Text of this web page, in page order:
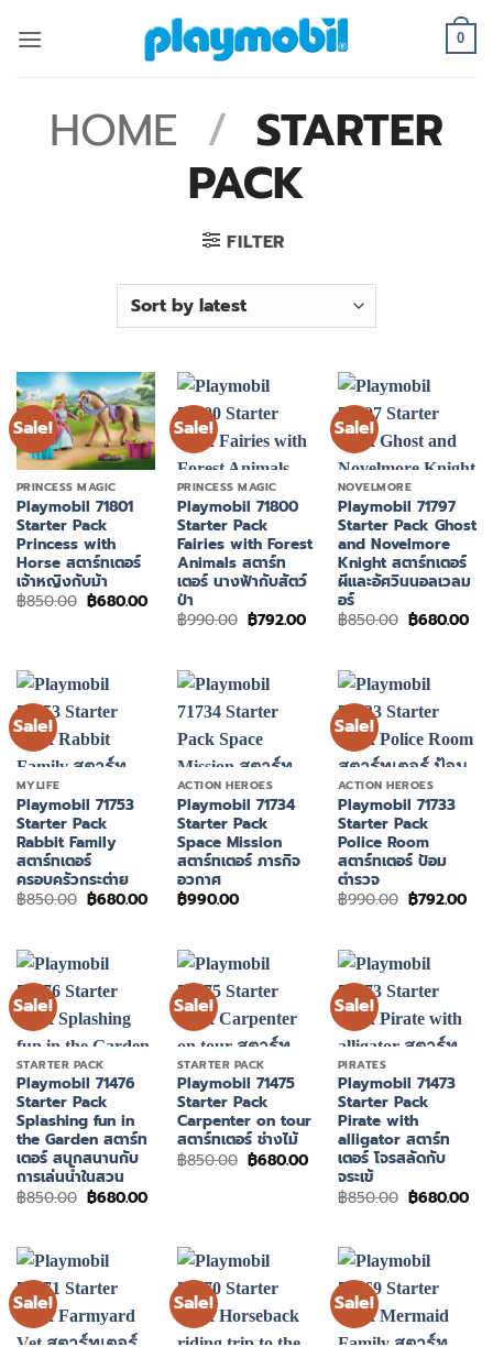
0
HOME / STARTER
PACK
FILTER
Sale!
PRINCESS MAGIC
Playmobil 71801
Starter Pack
Princess with
Horse สตาร์ทเตอร์
เจ้าหญิงกับม้า
฿850.00 Original
price
฿680.00Current
price
Sale!
PRINCESS MAGIC
Playmobil 71800
Starter Pack
Fairies with Forest
Animals สตาร์ท
เตอร์ นางฟ้ากับสัตว์
ป่า
฿990.00 Original
price
฿792.00Current
price
Sale!
NOVELMORE
Playmobil 71797
Starter Pack Ghost
and Novelmore
Knight สตาร์ทเตอร์
ผีและอัศวินนอลเวลม
อร์
฿850.00 Original
price
฿680.00
Sale!
MYLIFE
Playmobil 71753
Starter Pack
Rabbit Family
สตาร์ทเตอร์
ครอบครัวกระต่าย
฿850.00 Original
price
฿680.00Current
price
ACTION HEROES
Playmobil 71734
Starter Pack
Space Mission
สตาร์ทเตอร์ ภารกิจ
อวกาศ
฿990.00
Sale!
ACTION HEROES
Playmobil 71733
Starter Pack
Police Room
สตาร์ทเตอร์ ป้อม
ตำรวจ
฿990.00 Original
price
฿792.00
Sale!
STARTER PACK
Playmobil 71476
Starter Pack
Splashing fun in
the Garden สตาร์ท
เตอร์ สนุกสนานกับ
การเล่นน้ำในสวน
฿850.00 Original
price
฿680.00Current
price
Sale!
STARTER PACK
Playmobil 71475
Starter Pack
Carpenter on tour
สตาร์ทเตอร์ ช่างไม้
฿850.00 Original
price
฿680.00Current
price
฿680.00.
Sale!
PIRATES
Playmobil 71473
Starter Pack
Pirate with
alligator สตาร์ท
เตอร์ โจรสลัดกับ
จระเข้
฿850.00 Original
price
฿680.00
Sale! Sale! Sale!